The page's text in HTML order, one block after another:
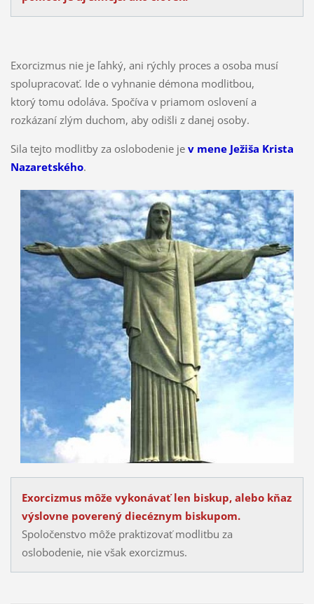
Exorcizmus nie je ľahký, ani rýchly proces a osoba musí
spolupracovať. Ide o vyhnanie démona modlitbou,
ktorý tomu odoláva. Spočíva v priamom oslovení a
rozkázaní zlým duchom, aby odišli z danej osoby.
Sila tejto modlitby za oslobodenie je v mene Ježiša Krista
Nazaretského.
Exorcizmus môže vykonávať len biskup, alebo kňaz
výslovne poverený diecéznym biskupom.
Spoločenstvo môže praktizovať modlitbu za
oslobodenie, nie však exorcizmus.